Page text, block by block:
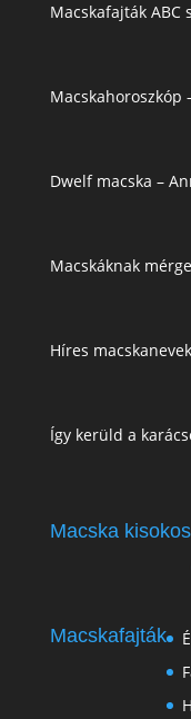
Macskafajták ABC
Macskahoroszkóp
Dwelf macska –
Macskáknak
Híres macskanevek
Így kerüld a
Macska kisokos
Macskafajták